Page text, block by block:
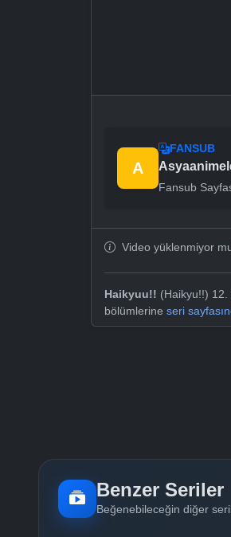
A
FANSUB
Fansub
Video yüklenmiyor
Haikyuu!! (Haikyu!!) 12.
bölümlerine seri
Benzer Seriler
Beğenebileceğin diğer